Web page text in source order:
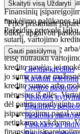
Įsipareigojimų pagal
Finansinių
mokėjimo palūkanos
Pažeidus prievolę
sutartį, vartojimo
išieškojimo įmonę
teisę nutraukti
kredito gavėją, jei
jo suma yra ne
kredito sumos arba
mėnesius iš eilės.
dėl patirtų neatlygintų
įsipareigojimų pagal
netinkamo vykdymo.
finansinių
Skaityti visą Uždaryti
*Prieš prisiimant
būklę, apgalvoti
Gauti pasiūlymą
Greitas kreditas
Kreditai telefonu
Greitos paskolos
Paskolos
Ilgalaikės
Paskolos
Paskolos su